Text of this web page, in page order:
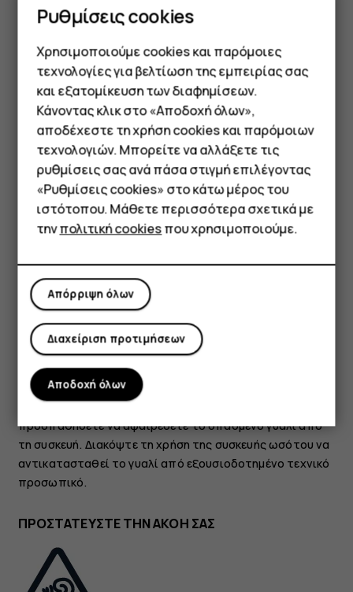
Smartphone
Τηλέφωνα απλής χρήσης
Tablet
ΔΙΑΤΗΡΕΙΤΕ ΤΗ ΣΥΣΚΕΥΗ ΣΑΣ ΣΤΕΓΝΗ
Εάν η συσκευή σας είναι αδιάβροχη, δείτε την κατηγορία
IP της στις τεχνικές προδιαγραφές της συσκευής για
λεπτομερέστερες κατευθυντήριες οδηγίες.
ΓΥΑΛΙΝΑ ΕΞΑΡΤΗΜΑΤΑ
Η συσκευή ή/και οθόνη της είναι από γυαλί. Το γυαλί
μπορεί να σπάσει αν η συσκευή πέσει σε σκληρή
επιφάνεια ή υποστεί ισχυρό χτύπημα. Εάν σπάσει το
γυαλί, μην αγγίξετε τα γυάλινα μέρη της συσκευής και μην
προσπαθήσετε να αφαιρέσετε το σπασμένο γυαλί από
τη συσκευή. Διακόψτε τη χρήση της συσκευής ωσότου να
αντικατασταθεί το γυαλί από εξουσιοδοτημένο τεχνικό
προσωπικό.
ΠΡΟΣΤΑΤΕΥΣΤΕ ΤΗΝ ΑΚΟΗ ΣΑΣ
Ρυθμίσεις cookies
Χρησιμοποιούμε cookies και παρόμοιες
τεχνολογίες για βελτίωση της εμπειρίας σας
και εξατομίκευση των διαφημίσεων.
Κάνοντας κλικ στο «Αποδοχή όλων»,
αποδέχεστε τη χρήση cookies και παρόμοιων
τεχνολογιών. Μπορείτε να αλλάξετε τις
ρυθμίσεις σας ανά πάσα στιγμή επιλέγοντας
«Ρυθμίσεις cookies» στο κάτω μέρος του
ιστότοπου. Μάθετε περισσότερα σχετικά με
τηνπολιτική cookiesπου χρησιμοποιούμε.
Απόρριψη όλων
Διαχείριση προτιμήσεων
Αποδοχή όλων